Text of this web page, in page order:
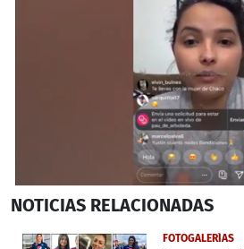
seconds
NOTICIAS RELACIONADAS
FOTOGALERÍAS